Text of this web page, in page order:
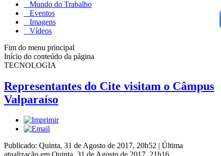
Mundo do Trabalho
Eventos
Imagens
Vídeos
Fim do menu principal
Início do conteúdo da página
TECNOLOGIA
Representantes do Cite visitam o Câmpus
Valparaíso
Publicado: Quinta, 31 de Agosto de 2017, 20h52 | Última